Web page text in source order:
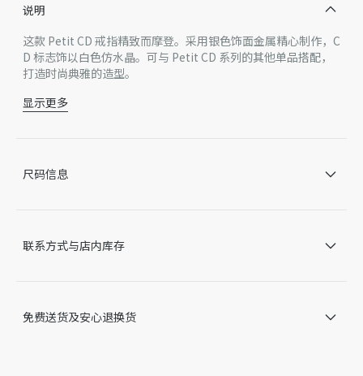
说明
这款 Petit CD 戒指精致而摩登。采用银色饰面金属精心制作，C
D 标志饰以白色仿水晶。可与 Petit CD 系列的其他单品搭配，
打造时尚典雅的造型。
白色仿水晶
欧洲制造 *该款产品在多个国家生产，您实际购买的产品原
产地请见产品标签。
关问题，请致电迪奥客服中心。
显示更多
尺码信息
联系方式与店内库存
免费送货及安心退换货